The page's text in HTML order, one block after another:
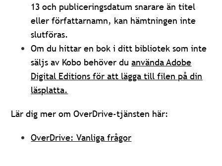
13 och publiceringsdatum snarare än titel
eller författarnamn, kan hämtningen inte
slutföras.
Om du hittar en bok i ditt bibliotek som inte
säljs av Kobo behöver duanvända Adobe
Digital Editions för att lägga till filen på din
läsplatta.
Lär dig mer om OverDrive-tjänsten här:
OverDrive: Vanliga frågor